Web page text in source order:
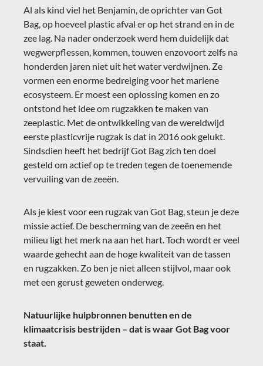
Al als kind viel het Benjamin, de oprichter van Got
Bag, op hoeveel plastic afval er op het strand en in de
zee lag. Na nader onderzoek werd hem duidelijk dat
wegwerpflessen, kommen, touwen enzovoort zelfs na
honderden jaren niet uit het water verdwijnen. Ze
vormen een enorme bedreiging voor het mariene
ecosysteem. Er moest een oplossing komen en zo
ontstond het idee om rugzakken te maken van
zeeplastic. Met de ontwikkeling van de wereldwijd
eerste plasticvrije rugzak is dat in 2016 ook gelukt.
Sindsdien heeft het bedrijf Got Bag zich ten doel
gesteld om actief op te treden tegen de toenemende
vervuiling van de zeeën.
Als je kiest voor een rugzak van Got Bag, steun je deze
missie actief. De bescherming van de zeeën en het
milieu ligt het merk na aan het hart. Toch wordt er veel
waarde gehecht aan de hoge kwaliteit van de tassen
en rugzakken. Zo ben je niet alleen stijlvol, maar ook
met een gerust geweten onderweg.
Natuurlijke hulpbronnen benutten en de
klimaatcrisis bestrijden – dat is waar Got Bag voor
staat.